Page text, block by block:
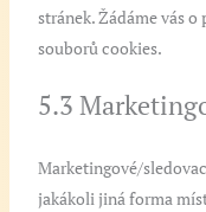
stránek. Žádáme vás
souborů cookies.
5.3
Marketingové/
jakákoli jiná forma